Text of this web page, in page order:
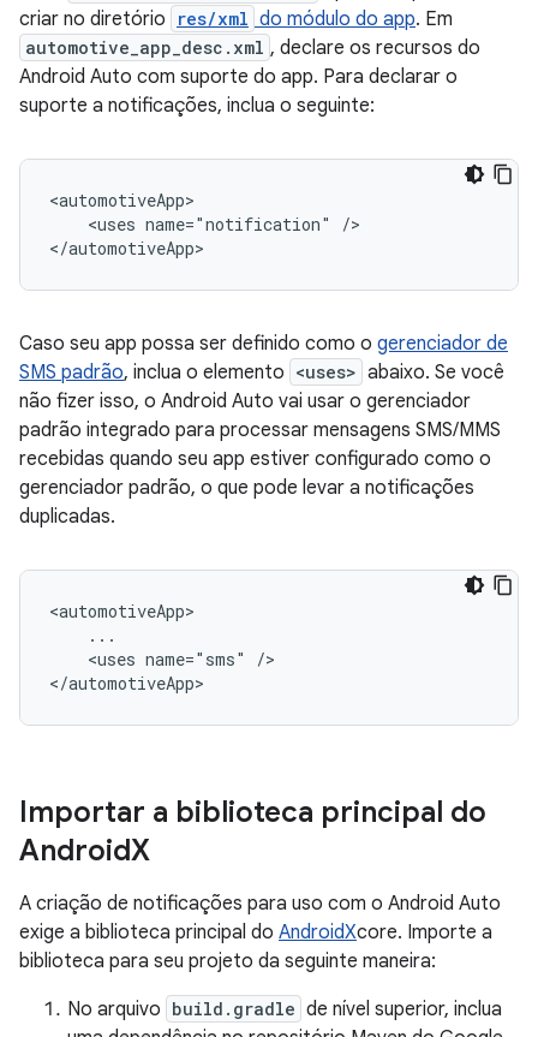
criar no diretório
res/xml do módulo do app. Em
automotive_app_desc.xml , declare os recursos do
Android Auto com suporte do app. Para declarar o
suporte a notificações, inclua o seguinte:
<uses name="notification"
/>
Caso seu app possa ser definido como o gerenciador de
SMS padrão, inclua o elemento <uses> abaixo. Se você
não fizer isso, o Android Auto vai usar o gerenciador
padrão integrado para processar mensagens SMS/MMS
recebidas quando seu app estiver configurado como o
gerenciador padrão, o que pode levar a notificações
duplicadas.
<uses name="sms"
/>
Importar a biblioteca principal do
AndroidX
A criação de notificações para uso com o Android Auto
exige a biblioteca principal do AndroidXcore. Importe a
biblioteca para seu projeto da seguinte maneira:
No arquivo build.gradle de nível superior, inclua